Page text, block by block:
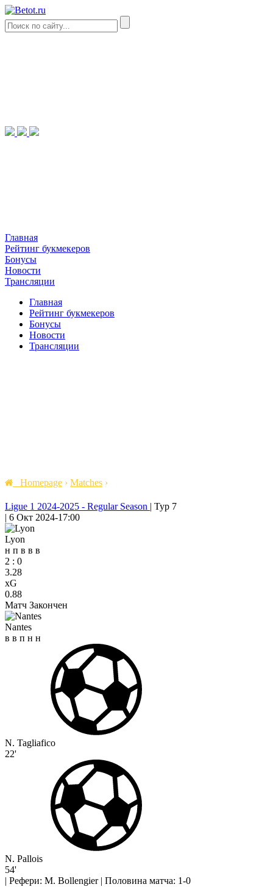
Главная
Рейтинг букмекеров
Бонусы
Новости
Трансляции
Главная
Рейтинг букмекеров
Бонусы
Новости
Трансляции
Homepage › Matches ›
Ligue 1 2024-2025 - Regular Season | Тур 7
| 6 Окт 2024-17:00
Lyon
н п в в в
2 : 0
3.28
xG
0.88
Матч Закончен
Nantes
в в п н н
N. Tagliafico
22'
N. Pallois
54'
| Рефери: M. Bollengier | Половина матча: 1-0